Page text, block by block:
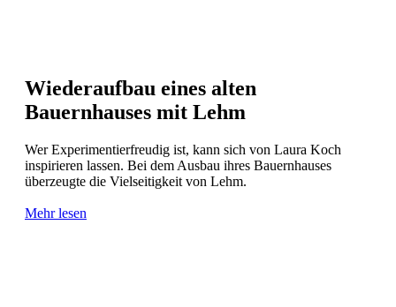
Wiederaufbau eines alten
Bauernhauses mit Lehm
Wer Experimentierfreudig ist, kann sich von Laura Koch
inspirieren lassen. Bei dem Ausbau ihres Bauernhauses
überzeugte die Vielseitigkeit von Lehm.
Mehr lesen